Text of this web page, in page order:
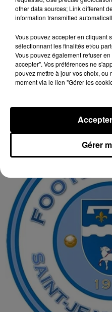
SAINT-JEAN-LE-
NATIONALE 2 :
Football, Nationale 2 :
other data sources; Link different
information transmitted
Vous pouvez accepter en cliquant
sélectionnant les finalités et/ou
Vous pouvez également refuser
accepter". Vos préférences ne
pouvez mettre à jour vos choix, ou
moment via le lien "Gérer les
Gérer